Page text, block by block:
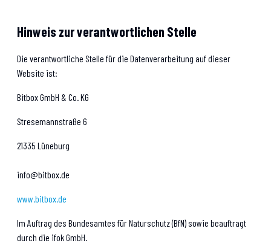
Hinweis zur verantwortlichen Stelle
Die verantwortliche Stelle für die Datenverarbeitung auf dieser
Website ist:
Bitbox GmbH & Co. KG
Stresemannstraße 6
21335 Lüneburg
info@bitbox.de
www.bitbox.de
Im Auftrag des Bundesamtes für Naturschutz (BfN) sowie beauftragt
durch die ifok GmbH.